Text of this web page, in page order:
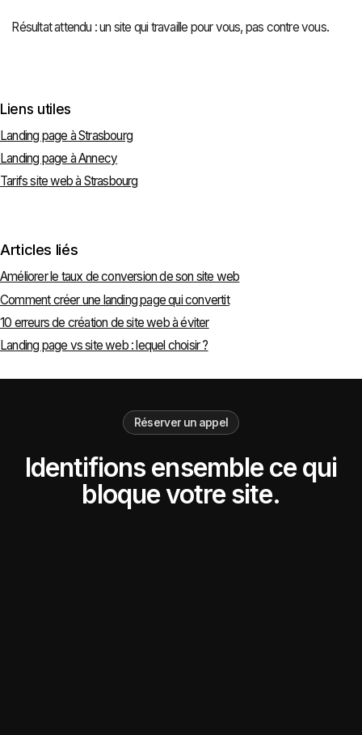
Résultat attendu : un site qui travaille pour vous, pas contre vous.
Liens utiles
Landing page à Strasbourg
Landing page à Annecy
Tarifs site web à Strasbourg
Articles liés
Améliorer le taux de conversion de son site web
Comment créer une landing page qui convertit
10 erreurs de création de site web à éviter
Landing page vs site web : lequel choisir ?
Réserver un appel
Identifions ensemble ce qui
bloque votre site.